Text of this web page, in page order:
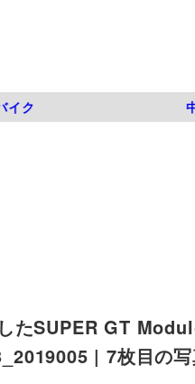
イク
たSUPER GT
| 7枚目の写